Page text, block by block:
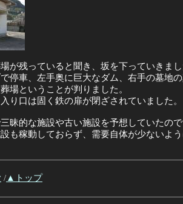
が残っていると聞き、坂を下っていきまし
停車、左手奥に巨大なダム、右手の墓地の
場ということが判りました。
り口は固く鉄の扉が閉ざされていました。
昧的な施設や古い施設を予想していたの
も稼動しておらず、需要自体が少ないよう
/▲トップ